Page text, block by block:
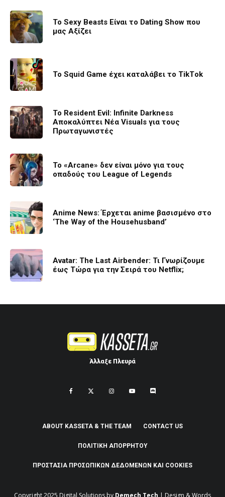
Το Sexy Beasts Είναι το Dating Show που
μας Αξίζει
To Squid Game έχει καταλάβει το ΤikΤok
Το Resident Evil: Infinite Darkness
Αποκαλύπτει Νέα Visuals για τους
Πρωταγωνιστές
Το «Arcane» δεν είναι μόνο για τους
οπαδούς του League of Legends
Anime News: Έρχεται anime βασισμένο στο
‘The Way of the Househusband’
Avatar: The Last Airbender: Τι Γνωρίζουμε
έως Τώρα για την Σειρά του Netflix;
Άλλαξε Πλευρά
ABOUT KASSETA & THE TEAM CONTACT US
ΠΟΛΙΤΙΚΉ ΑΠΟΡΡΉΤΟΥ
ΠΡΟΣΤΑΣΊΑ ΠΡΟΣΩΠΙΚΏΝ ΔΕΔΟΜΈΝΩΝ ΚΑΙ COOKIES
Copyright 2025 Digital Solutions by Demech Tech | Design & Words